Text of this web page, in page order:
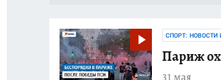
СПОРТ: НОВОСТИ
Париж